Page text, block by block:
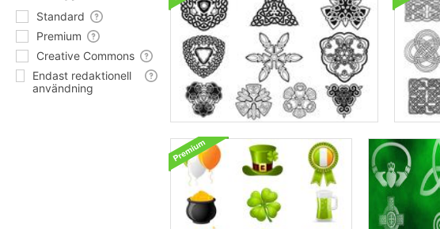
Standard
Premium
Creative Commons
Endast redaktionell
användning